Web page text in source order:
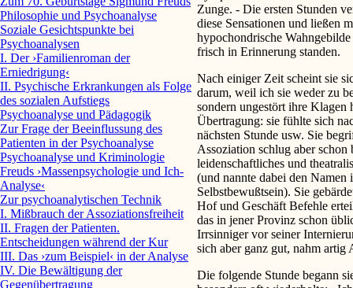
Zunge. - Die ersten Stunden
diese Sensationen und ließen
hypochondrische
frisch in Erinnerung standen.
Nach einiger Zeit scheint sie
darum, weil ich sie weder zu
sondern ungestört ihre Klagen
Übertragung: sie fühlte sich
nächsten Stunde usw. Sie
Assoziation schlug aber schon
leidenschaftliches und
(und nannte dabei den Namen
Selbstbewußtsein). Sie
Hof und Geschäft Befehle
das in jener Provinz schon
Irrsinniger vor seiner
sich aber ganz gut, nahm
Die folgende Stunde begann
Philosophie und Psychoanalyse
Soziale Gesichtspunkte bei
Psychoanalysen
I. Der ›Familienroman der
Erniedrigung‹
II. Psychische Erkrankungen als Folge
des sozialen Aufstiegs
Psychoanalyse und Pädagogik
Zur Frage der Beeinflussung des
Patienten in der Psychoanalyse
Psychoanalyse und Kriminologie
Freuds ›Massenpsychologie und Ich-
Analyse‹
Zur psychoanalytischen Technik
I. Mißbrauch der Assoziationsfreiheit
II. Fragen der Patienten.
Entscheidungen während der Kur
III. Das ›zum Beispiel‹ in der Analyse
IV. Die Bewältigung der
Gegenübertragung